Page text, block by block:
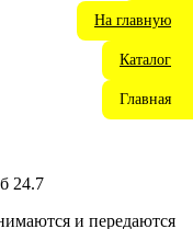
24.7
и передаются
На главную
Каталог
Главная